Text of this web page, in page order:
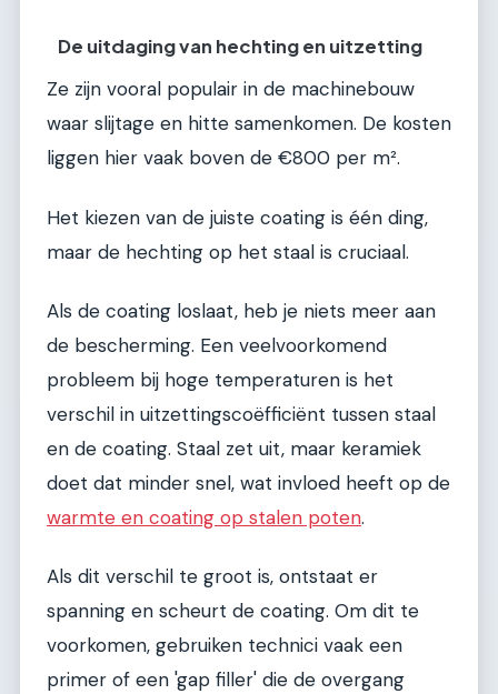
De uitdaging van hechting en uitzetting
Ze zijn vooral populair in de machinebouw
waar slijtage en hitte samenkomen. De kosten
liggen hier vaak boven de €800 per m².
Het kiezen van de juiste coating is één ding,
maar de hechting op het staal is cruciaal.
Als de coating loslaat, heb je niets meer aan
de bescherming. Een veelvoorkomend
probleem bij hoge temperaturen is het
verschil in uitzettingscoëfficiënt tussen staal
en de coating. Staal zet uit, maar keramiek
doet dat minder snel, wat invloed heeft op de
warmte en coating op stalen poten.
Als dit verschil te groot is, ontstaat er
spanning en scheurt de coating. Om dit te
voorkomen, gebruiken technici vaak een
primer of een 'gap filler' die de overgang